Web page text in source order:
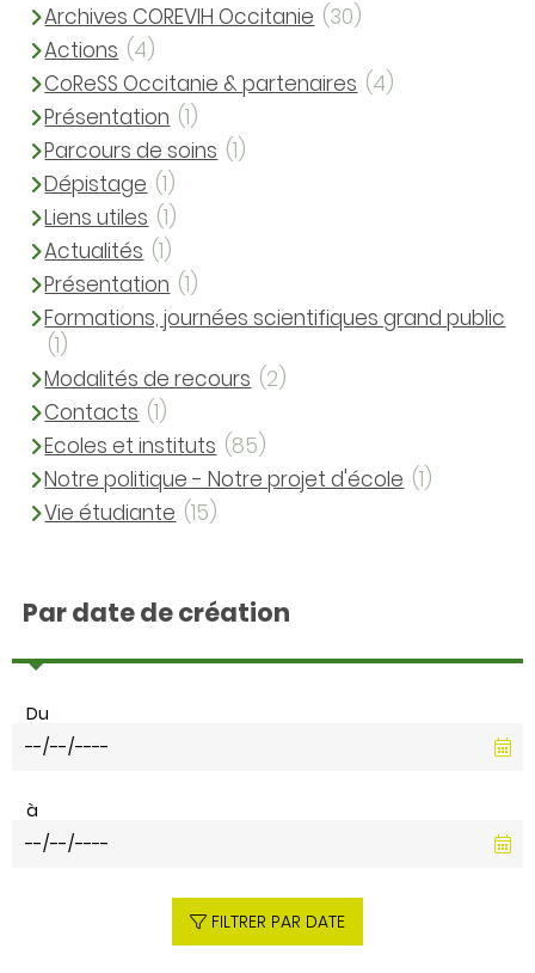
Archives COREVIH Occitanie (30)
Actions (4)
CoReSS Occitanie & partenaires (4)
Présentation (1)
Parcours de soins (1)
Dépistage (1)
Liens utiles (1)
Actualités (1)
Présentation (1)
Formations, journées scientifiques grand public
(1)
Modalités de recours (2)
Contacts (1)
Ecoles et instituts (85)
Notre politique - Notre projet d'école (1)
Vie étudiante (15)
Par date de création
Du
à
FILTRER PAR DATE